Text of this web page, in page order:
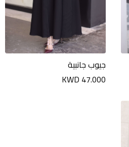
جيوب جانبية
KWD 47.000